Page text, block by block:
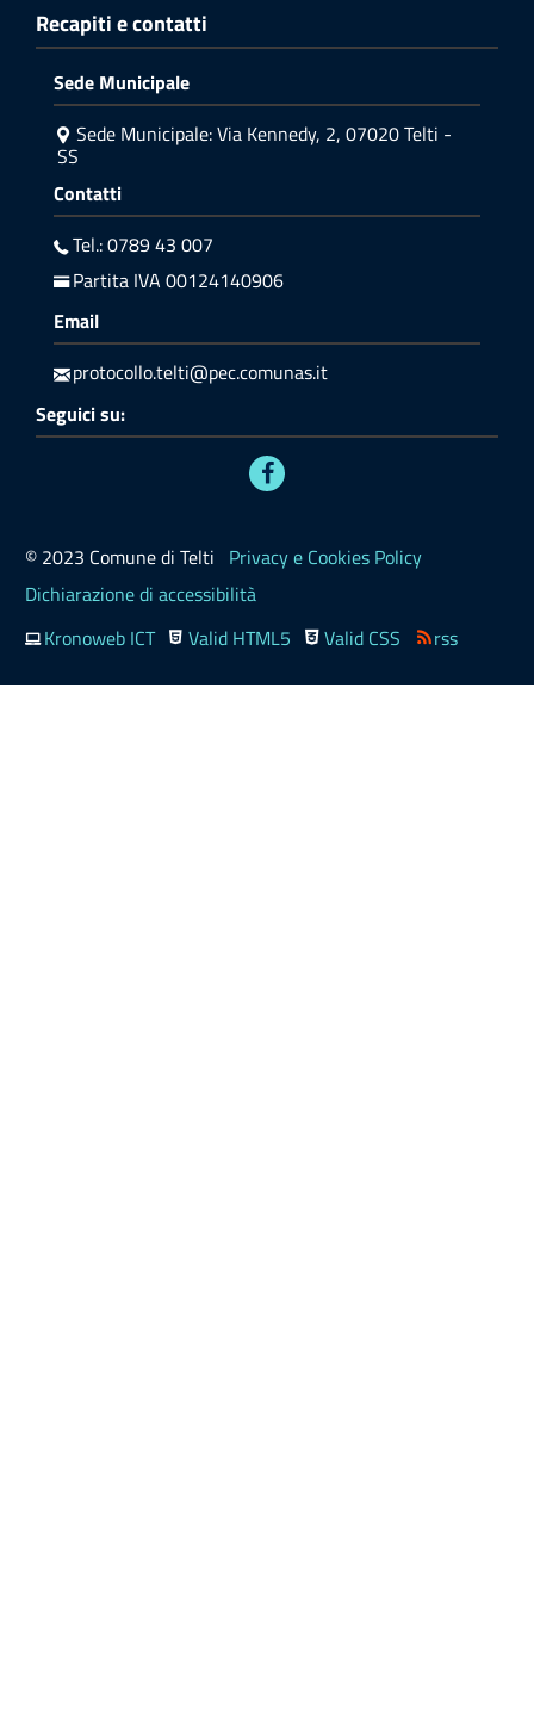
Recapiti e contatti
Sede Municipale
Sede Municipale: Via Kennedy, 2, 07020 Telti -
SS
Contatti
Tel.: 0789 43 007
Partita IVA 00124140906
Email
protocollo.telti@pec.comunas.it
Seguici su:
© 2023 Comune di Telti Privacy e Cookies Policy
Dichiarazione di accessibilità
Kronoweb ICT
Valid HTML5 Valid CSS rss